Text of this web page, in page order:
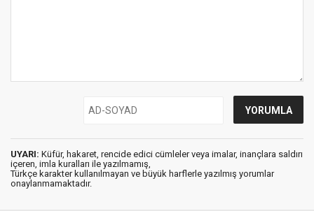
UYARI: Küfür, hakaret, rencide edici cümleler veya imalar, inançlara saldırı
içeren, imla kuralları ile yazılmamış,
Türkçe karakter kullanılmayan ve büyük harflerle yazılmış yorumlar
onaylanmamaktadır.